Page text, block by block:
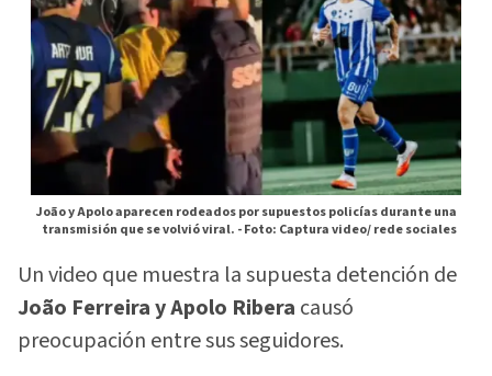
João y Apolo aparecen rodeados por supuestos policías durante una
transmisión que se volvió viral. -Foto: Captura video/ rede sociales
Un video que muestra la supuesta detención de
João Ferreira y Apolo Ribera causó
preocupación entre sus seguidores.